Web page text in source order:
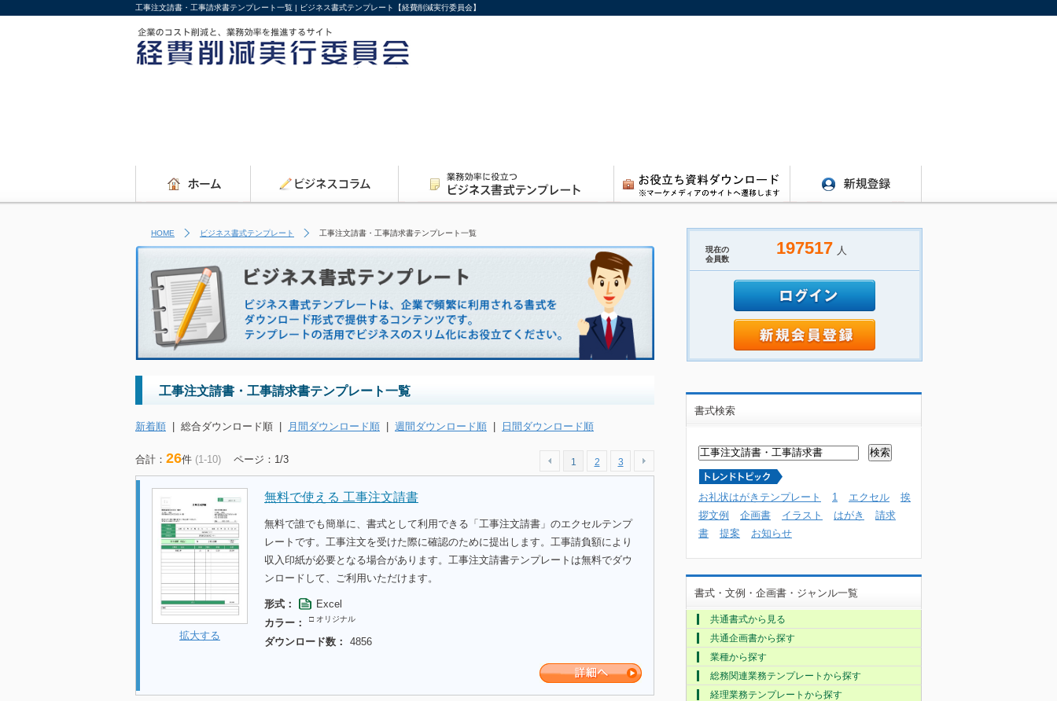
工事注文請書・工事請求書テンプレート一覧 | ビジネス書式テンプレート【経費削減実行委員会】
HOME ビジネス書式テンプレート 工事注文請書・工事請求書テンプレート一覧
工事注文請書・工事請求書テンプレート一覧
新着順 | 総合ダウンロード順 | 月間ダウンロード順 | 週間ダウンロード順 | 日間ダウンロード順
合計： 26件 (1-10) ページ：1/3 1 2 3
拡大する
無料で使える 工事注文請書
無料で誰でも簡単に、書式として利用できる「工事注文請書」のエクセルテンプ
レートです。工事注文を受けた際に確認のために提出します。工事請負額により
収入印紙が必要となる場合があります。工事注文請書テンプレートは無料でダウ
ンロードして、ご利用いただけます。
形式：
Excel
カラー：
□ オリジナル
ダウンロード数： 4856
現在の
会員数
197517 人
書式検索
お礼状はがきテンプレート 1 エクセル
挨
拶文例
企画書 イラスト はがき
請求
書
提案 お知らせ
書式・文例・企画書・ジャンル一覧
共通書式から見る
共通企画書から探す
業種から探す
総務関連業務テンプレートから探す
経理業務テンプレートから探す